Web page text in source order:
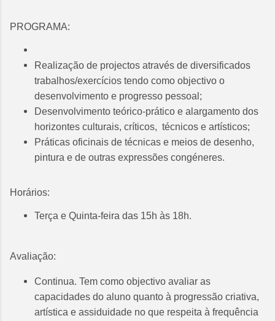
PROGRAMA:
Realização de projectos através de diversificados
trabalhos/exercícios tendo como objectivo o
desenvolvimento e progresso pessoal;
Desenvolvimento teórico-prático e alargamento dos
horizontes culturais, críticos, técnicos e artísticos;
Práticas oficinais de técnicas e meios de desenho,
pintura e de outras expressões congéneres.
Horários:
Terça e Quinta-feira das 15h às 18h.
Avaliação:
Continua. Tem como objectivo avaliar as
capacidades do aluno quanto à progressão criativa,
artística e assiduidade no que respeita à frequência